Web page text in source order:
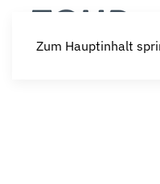
Zum Hauptinhalt